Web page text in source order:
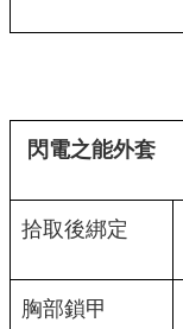
閃電之能外套
拾取後綁定
胸部鎖甲